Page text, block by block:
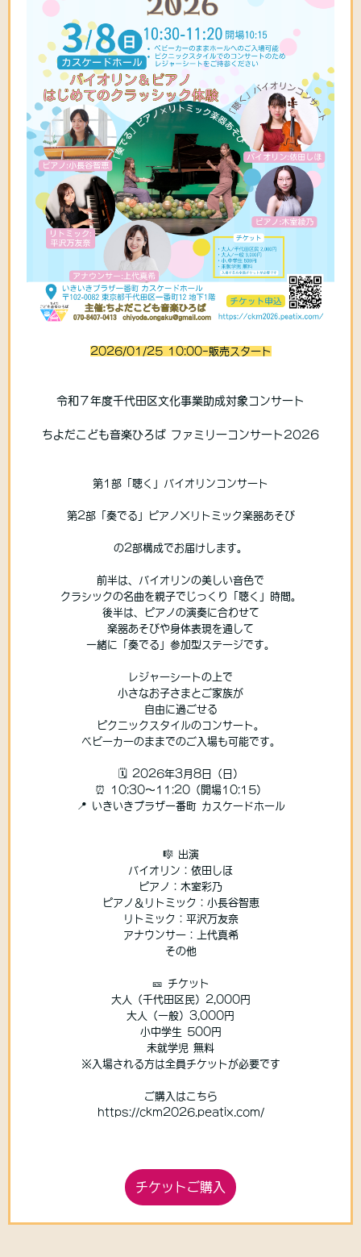
2026/01/25 10:00-販売スタート
令和７年度千代田区文化事業助成対象コンサート
ちよだこども音楽ひろば ファミリーコンサート2026
第1部「聴く」バイオリンコンサート
第2部「奏でる」ピアノ×リトミック楽器あそび
の2部構成でお届けします。
前半は、バイオリンの美しい音色で
クラシックの名曲を親子でじっくり「聴く」時間。
後半は、ピアノの演奏に合わせて
楽器あそびや身体表現を通して
一緒に「奏でる」参加型ステージです。
レジャーシートの上で
小さなお子さまとご家族が
自由に過ごせる
ピクニックスタイルのコンサート。
ベビーカーのままでのご入場も可能です。
🗓 2026年3月8日（日）
⏰ 10:30〜11:20（開場10:15）
📍 いきいきプラザ一番町 カスケードホール
🎼 出演
バイオリン：依田しほ
ピアノ：木室彩乃
ピアノ＆リトミック：小長谷智恵
リトミック：平沢万友奈
アナウンサー：上代真希
その他
🎫 チケット
大人（千代田区民）2,000円
大人（一般）3,000円
小中学生 500円
未就学児 無料
※入場される方は全員チケットが必要です
ご購入はこちら
https://ckm2026.peatix.com/
チケットご購入